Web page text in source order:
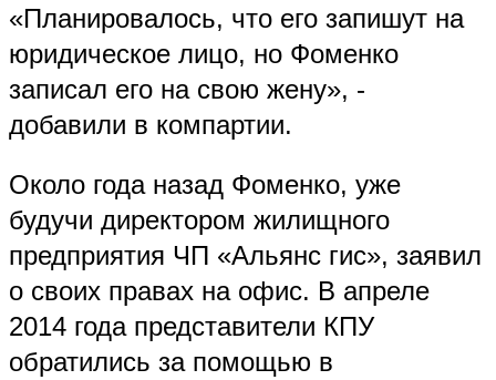
«Планировалось, что его запишут на
юридическое лицо, но Фоменко
записал его на свою жену», -
добавили в компартии.
Около года назад Фоменко, уже
будучи директором жилищного
предприятия ЧП «Альянс гис», заявил
о своих правах на офис. В апреле
2014 года представители КПУ
обратились за помощью в